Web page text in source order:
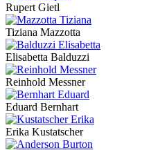
Rupert Gietl
Tiziana Mazzotta
Elisabetta Balduzzi
Reinhold Messner
Eduard Bernhart
Erika Kustatscher